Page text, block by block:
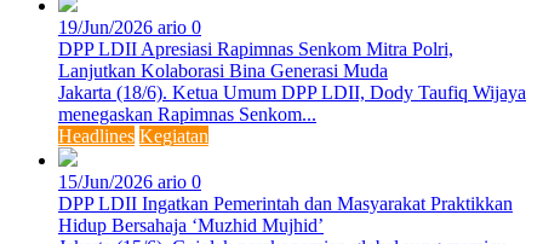
19/Jun/2026 ario 0
DPP LDII Apresiasi Rapimnas Senkom Mitra Polri,
Lanjutkan Kolaborasi Bina Generasi Muda
Jakarta (18/6). Ketua Umum DPP LDII, Dody Taufiq Wijaya
menegaskan Rapimnas Senkom...
Headlines Kegiatan
15/Jun/2026 ario 0
DPP LDII Ingatkan Pemerintah dan Masyarakat Praktikkan
Hidup Bersahaja ‘Muzhid Mujhid’